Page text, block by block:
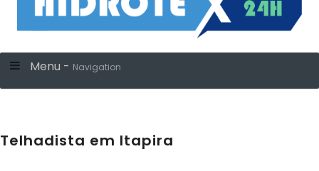
Menu - Navigation
Telhadista em Itapira